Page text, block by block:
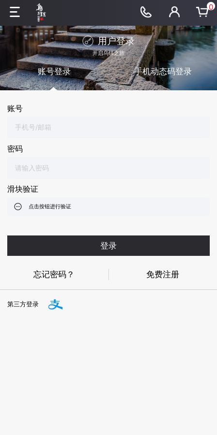
0
用户登录
开启乌镇之旅
账号登录 手机动态码登录
账号
密码
滑块验证
点击按钮进行验证
登录
忘记密码？ 免费注册
第三方登录